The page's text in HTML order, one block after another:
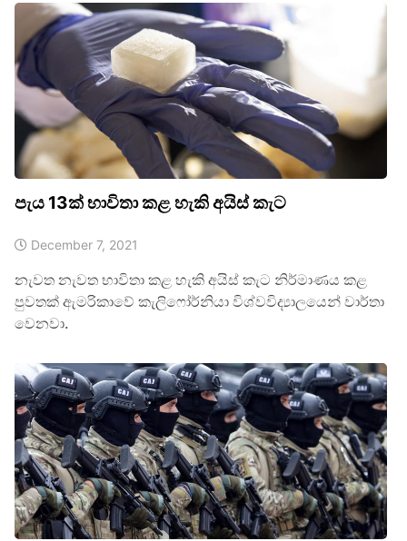
පැය 13ක් භාවිතා කළ හැකි අයිස් කැට
December 7, 2021
නැවත නැවත භාවිතා කළ හැකි අයිස් කැට නිර්මාණය කළ
පුවතක් ඇමරිකාවේ කැලිෆෝර්නියා විශ්වවිද්‍යාලයෙන් වාර්තා
වෙනවා.